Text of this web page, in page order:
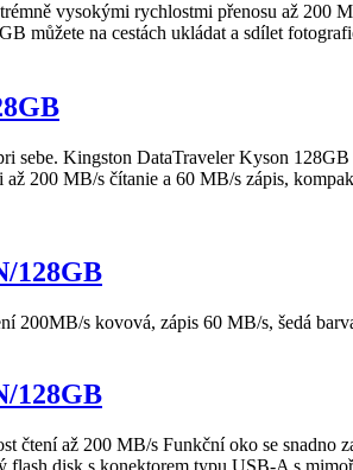
vysokými rychlostmi přenosu až 200
můžete na cestách ukládat a sdílet
sebe. Kingston DataTraveler Kyson 128GB
200 MB/s čítanie a 60 MB/s zápis,
128GB
200MB/s kovová, zápis 60 MB/s, šedá
128GB
čtení až 200 MB/s Funkční oko se snadno